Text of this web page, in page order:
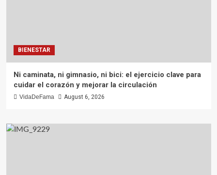
BIENESTAR
Ni caminata, ni gimnasio, ni bici: el ejercicio clave para
cuidar el corazón y mejorar la circulación
VidaDeFama August 6, 2026